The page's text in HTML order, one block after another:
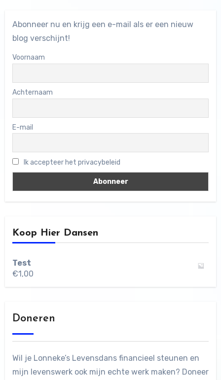
Abonneer nu en krijg een e-mail als er een nieuw
blog verschijnt!
Voornaam
Achternaam
E-mail
Ik accepteer het privacybeleid
Koop Hier Dansen
Test
€1,00
Doneren
Wil je Lonneke’s Levensdans financieel steunen en
mijn levenswerk ook mijn echte werk maken? Doneer